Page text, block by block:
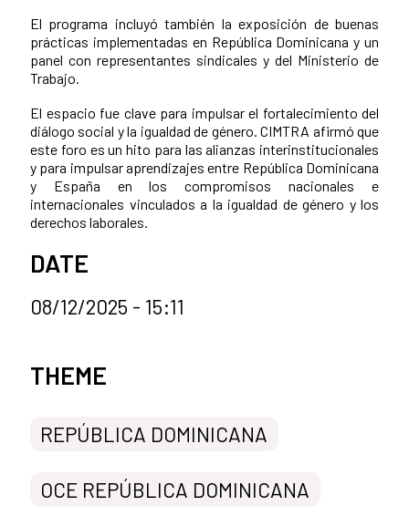
El programa incluyó también la exposición de buenas
prácticas implementadas en República Dominicana y un
panel con representantes sindicales y del Ministerio de
Trabajo.
El espacio fue clave para impulsar el fortalecimiento del
diálogo social y la igualdad de género. CIMTRA afirmó que
este foro es un hito para las alianzas interinstitucionales
y para impulsar aprendizajes entre República Dominicana
y España en los compromisos nacionales e
internacionales vinculados a la igualdad de género y los
derechos laborales.
DATE
08/12/2025 - 15:11
News categories
THEME
REPÚBLICA DOMINICANA
OCE REPÚBLICA DOMINICANA